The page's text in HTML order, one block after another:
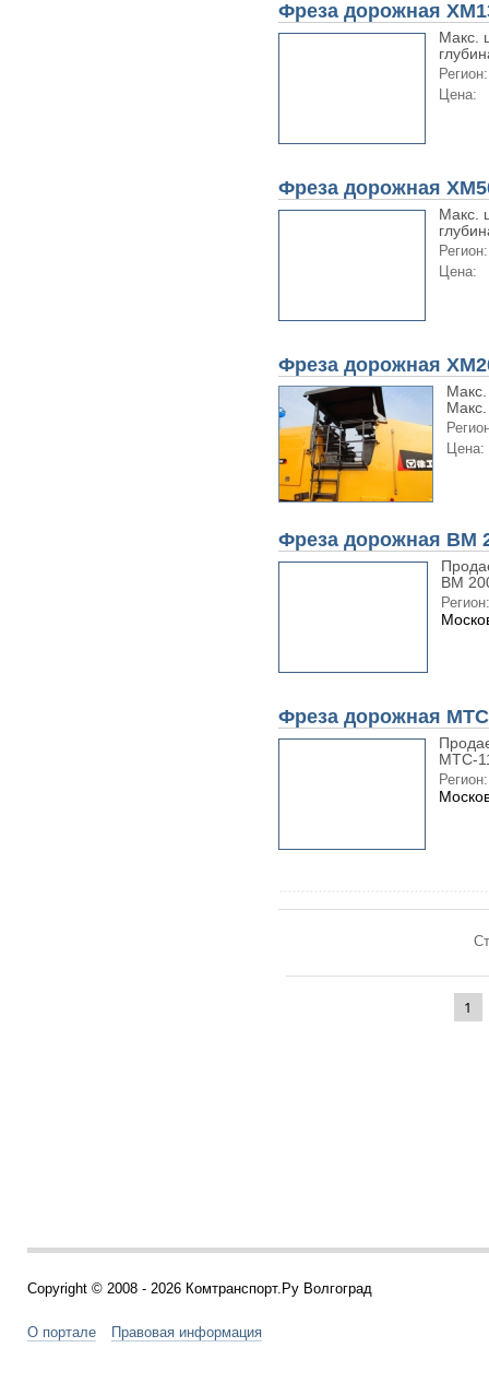
Фреза дорожная
Макс.
Регион:
Цена:
Фреза дорожная
Макс.
Регион:
Цена:
Фреза дорожная
Цена:
Фреза дорожная ВМ
ВМ
Регион:
Фреза дорожная
МТС-
Регион:
1
Copyright © 2008 - 2026 Комтранспорт.Ру Волгоград
О портале Правовая информация